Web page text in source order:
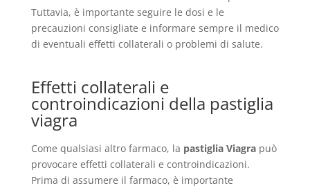
Tuttavia, è importante seguire le dosi e le
precauzioni consigliate e informare sempre il medico
di eventuali effetti collaterali o problemi di salute.
Effetti collaterali e
controindicazioni della pastiglia
viagra
Come qualsiasi altro farmaco, la pastiglia Viagrapuò
provocare effetti collaterali e controindicazioni.
Prima di assumere il farmaco, è importante